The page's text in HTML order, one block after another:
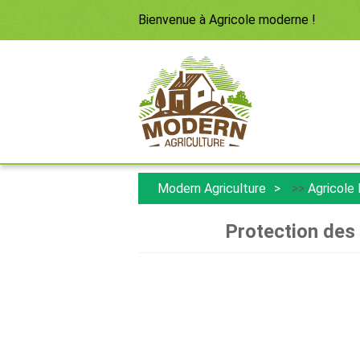
Bienvenue à Agricole moderne !
Modern Agriculture >> Agricole
Protection